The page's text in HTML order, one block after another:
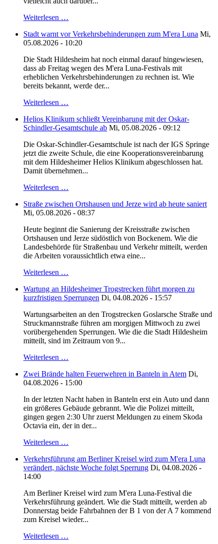
Weiterlesen …
Stadt warnt vor Verkehrsbehinderungen zum M'era Luna Mi,
05.08.2026 - 10:20
Die Stadt Hildesheim hat noch einmal darauf hingewiesen,
dass ab Freitag wegen des M'era Luna-Festivals mit
erheblichen Verkehrsbehinderungen zu rechnen ist. Wie
bereits bekannt, werde der...
Weiterlesen …
Helios Klinikum schließt Vereinbarung mit der Oskar-
Schindler-Gesamtschule ab Mi, 05.08.2026 - 09:12
Die Oskar-Schindler-Gesamtschule ist nach der IGS Springe
jetzt die zweite Schule, die eine Kooperationsvereinbarung
mit dem Hildesheimer Helios Klinikum abgeschlossen hat.
Damit übernehmen...
Weiterlesen …
Straße zwischen Ortshausen und Jerze wird ab heute saniert
Mi, 05.08.2026 - 08:37
Heute beginnt die Sanierung der Kreisstraße zwischen
Ortshausen und Jerze südöstlich von Bockenem. Wie die
Landesbehörde für Straßenbau und Verkehr mitteilt, werden
die Arbeiten voraussichtlich etwa eine...
Weiterlesen …
Wartung an Hildesheimer Trogstrecken führt morgen zu
kurzfristigen Sperrungen Di, 04.08.2026 - 15:57
Wartungsarbeiten an den Trogstrecken Goslarsche Straße und
Struckmannstraße führen am morgigen Mittwoch zu zwei
vorübergehenden Sperrungen. Wie die die Stadt Hildesheim
mitteilt, sind im Zeitraum von 9...
Weiterlesen …
Zwei Brände halten Feuerwehren in Banteln in Atem Di,
04.08.2026 - 15:00
In der letzten Nacht haben in Banteln erst ein Auto und dann
ein größeres Gebäude gebrannt. Wie die Polizei mitteilt,
gingen gegen 2:30 Uhr zuerst Meldungen zu einem Skoda
Octavia ein, der in der...
Weiterlesen …
Verkehrsführung am Berliner Kreisel wird zum M'era Luna
verändert, nächste Woche folgt Sperrung Di, 04.08.2026 -
14:00
Am Berliner Kreisel wird zum M'era Luna-Festival die
Verkehrsführung geändert. Wie die Stadt mitteilt, werden ab
Donnerstag beide Fahrbahnen der B 1 von der A 7 kommend
zum Kreisel wieder...
Weiterlesen …